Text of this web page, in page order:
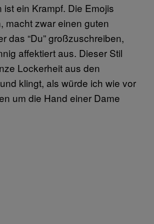
ist ein Krampf. Die Emojis
macht zwar einen guten
das “Du” großzuschreiben,
affektiert aus. Dieser Stil
Lockerheit aus den
klingt, als würde ich wie vor
um die Hand einer Dame